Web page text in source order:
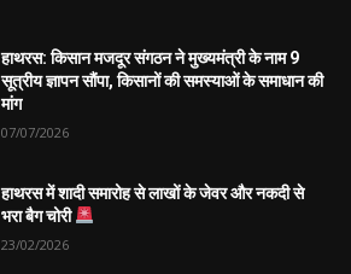
हाथरस: किसान मजदूर संगठन ने मुख्यमंत्री के नाम 9
सूत्रीय ज्ञापन सौंपा, किसानों की समस्याओं के समाधान की
मांग
07/07/2026
हाथरस में शादी समारोह से लाखों के जेवर और नकदी से
भरा बैग चोरी
23/02/2026